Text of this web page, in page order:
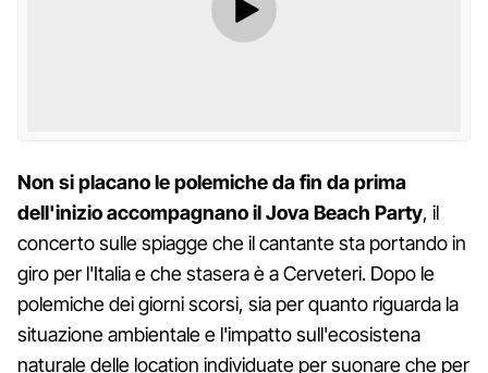
Non si placano le polemiche da fin da prima
dell'inizio accompagnano il Jova Beach Party, il
concerto sulle spiagge che il cantante sta portando in
giro per l'Italia e che stasera è a Cerveteri. Dopo le
polemiche dei giorni scorsi, sia per quanto riguarda la
situazione ambientale e l'impatto sull'ecosistena
naturale delle location individuate per suonare che per